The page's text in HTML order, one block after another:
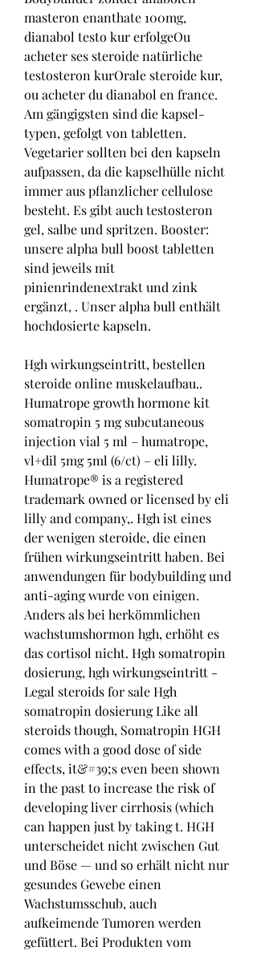
masteron enanthate 100mg,
dianabol testo kur erfolgeOu
acheter ses steroide natürliche
testosteron kurOrale steroide kur,
ou acheter du dianabol en france.
Am gängigsten sind die kapsel-
typen, gefolgt von tabletten.
Vegetarier sollten bei den kapseln
aufpassen, da die kapselhülle nicht
immer aus pflanzlicher cellulose
besteht. Es gibt auch testosteron
gel, salbe und spritzen. Booster:
unsere alpha bull boost tabletten
sind jeweils mit
pinienrindenextrakt und zink
ergänzt, . Unser alpha bull enthält
hochdosierte kapseln.
Hgh wirkungseintritt, bestellen
steroide online muskelaufbau..
Humatrope growth hormone kit
somatropin 5 mg subcutaneous
injection vial 5 ml – humatrope,
vl+dil 5mg 5ml (6/ct) – eli lilly.
Humatrope® is a registered
trademark owned or licensed by eli
lilly and company,. Hgh ist eines
der wenigen steroide, die einen
frühen wirkungseintritt haben. Bei
anwendungen für bodybuilding und
anti-aging wurde von einigen.
Anders als bei herkömmlichen
wachstumshormon hgh, erhöht es
das cortisol nicht. Hgh somatropin
dosierung, hgh wirkungseintritt -
Legal steroids for sale Hgh
somatropin dosierung Like all
steroids though, Somatropin HGH
comes with a good dose of side
effects, it&#39;s even been shown
in the past to increase the risk of
developing liver cirrhosis (which
can happen just by taking t. HGH
unterscheidet nicht zwischen Gut
und Böse — und so erhält nicht nur
gesundes Gewebe einen
Wachstumsschub, auch
aufkeimende Tumoren werden
gefüttert. Bei Produkten vom